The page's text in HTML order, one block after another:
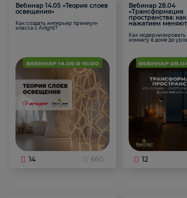
Вебинар 14.05 «Теория слоев
освещения»
Как создать интерьер премиум-
класса с Arlight?
14 660
Вебинар 28.04
«Трансформация
пространства:
нажатием
Как
комнату в доме до
12